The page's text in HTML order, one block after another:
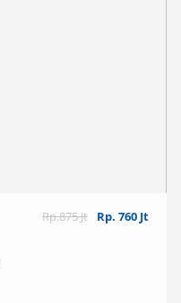
Rp.875 Jt Rp. 760 Jt